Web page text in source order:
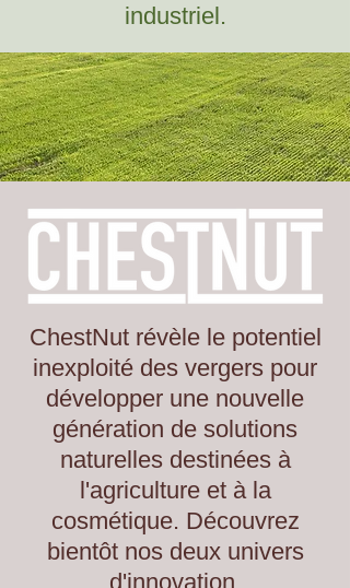
industriel.
ChestNut révèle le potentiel
inexploité des vergers pour
développer une nouvelle
génération de solutions
naturelles destinées à
l'agriculture et à la
cosmétique. Découvrez
bientôt nos deux univers
d'innovation.